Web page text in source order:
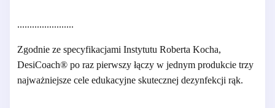
.......................
Zgodnie ze specyfikacjami Instytutu Roberta Kocha,
DesiCoach® po raz pierwszy łączy w jednym produkcie trzy
najważniejsze cele edukacyjne skutecznej dezynfekcji rąk.